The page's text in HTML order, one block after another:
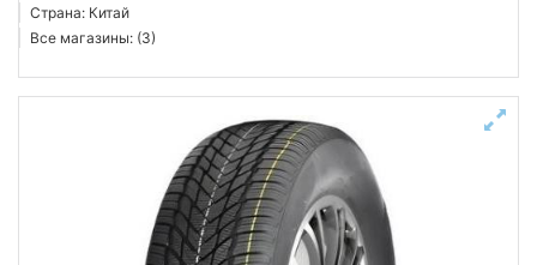
Страна: Китай
Все магазины: (3)